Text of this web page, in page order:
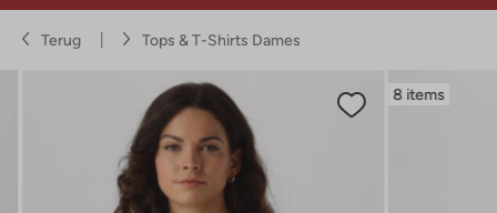
Terug Tops & T-Shirts Dames
8 items